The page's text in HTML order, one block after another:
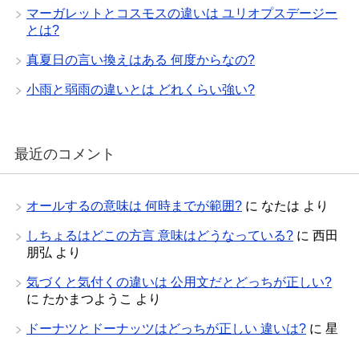
マーガレットとコスモスの違いは ユリオプスデージー
とは?
真夏日の言い換えはある 何度からなの?
小雨と弱雨の違いとは どれくらい強い?
最近のコメント
オールするの意味は 何時までが範囲? に なたは より
しちょるはどこの方言 意味はどうなっている? に 西田
朋弘 より
気づくと気付くの違いは 公用文だとどっちが正しい?
に たかまつようこ より
ドーナツとドーナッツはどっちが正しい 違いは? に 星